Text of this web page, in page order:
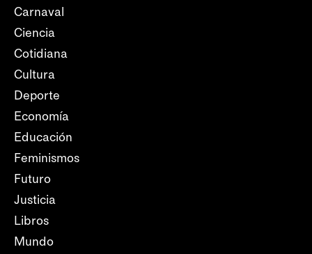
Carnaval
Ciencia
Cotidiana
Cultura
Deporte
Economía
Educación
Feminismos
Futuro
Justicia
Libros
Mundo